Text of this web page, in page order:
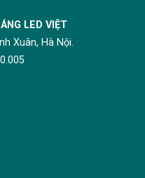
LED VIỆT
Xuân, Hà Nội.